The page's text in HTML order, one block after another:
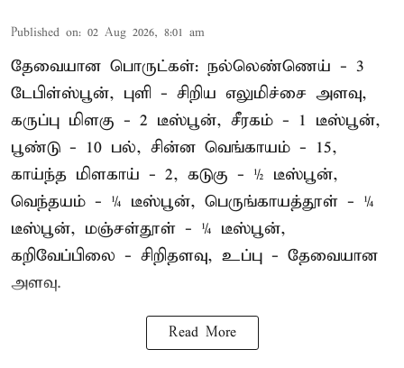
Published on: 02 Aug 2026, 8:01 am
தேவையான பொருட்கள்: நல்லெண்ணெய் - 3
டேபிள்ஸ்பூன், புளி - சிறிய எலுமிச்சை அளவு,
கருப்பு மிளகு - 2 டீஸ்பூன், சீரகம் - 1 டீஸ்பூன்,
பூண்டு - 10 பல், சின்ன வெங்காயம் - 15,
காய்ந்த மிளகாய் - 2, கடுகு - ½ டீஸ்பூன்,
வெந்தயம் - ¼ டீஸ்பூன், பெருங்காயத்தூள் - ¼
டீஸ்பூன், மஞ்சள்தூள் - ¼ டீஸ்பூன்,
கறிவேப்பிலை - சிறிதளவு, உப்பு - தேவையான
அளவு.
Read More